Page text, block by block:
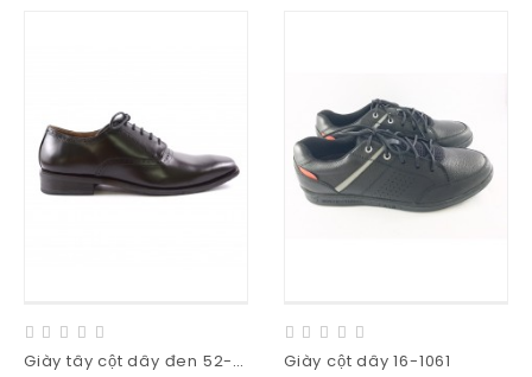
Giày tây cột dây đen 52-M58-D Giày cột dây 16-1061